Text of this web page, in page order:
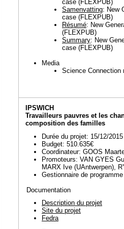
case (FLEXPUB)
Samenvatting: New
case (FLEXPUB)
Résumé: New
(FLEXPUB)
Summary: New
case (FLEXPUB)
Media
Science Connection
IPSWICH
Travailleurs pauvres et les
composition des familles
Durée du projet: 15/12/
Budget: 510.635€
Coordinateur: GOOS
Promoteurs: VAN GYES
MARX Ive (UAntwerpen),
Gestionnaire de
Documentation
Description du projet
Site du projet
Fedra